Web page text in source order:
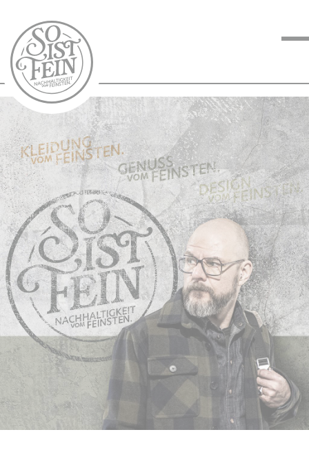
NACHHALTIGKEIT
VOM FEINSTEN
KOCHEN VOM
FEINSTEN
BLOG
KONTAKT